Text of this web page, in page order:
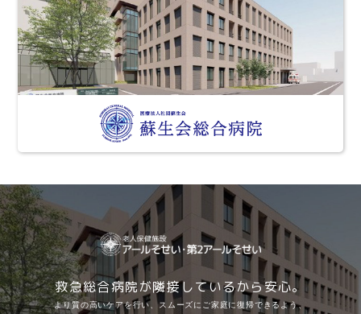
救急総合病院が隣接しているから安心。
より質の高いケアを行い、スムーズにご家庭に復帰できるよう、